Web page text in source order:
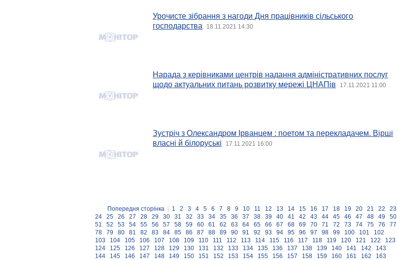
Урочисте зібрання з нагоди Дня працівників сільського
господарства
18.11.2021 14:30
Нарада з керівниками центрів надання адміністративних послуг
щодо актуальних питань розвитку мережі ЦНАПів
17.11.2021 11:00
Зустріч з Олександром Ірванцем : поетом та перекладачем. Вірші
власні й білоруські
17.11.2021 16:00
Попередня сторінка 1 2 3 4 5 6 7 8 9 10 11 12 13 14 15 16 17 18 19 20 21 22
23
24
25 26 27 28 29 30 31 32 33 34 35 36 37 38 39 40 41 42 43 44 45 46 47 48 49
50
51
52 53 54 55 56 57 58 59 60 61 62 63 64 65 66 67 68 69 70 71 72 73 74 75 76
77
78
79 80 81 82 83 84 85 86 87 88 89 90 91 92 93 94 95 96 97 98 99 100 101
102
103
104 105 106 107 108 109 110 111 112 113 114 115 116 117 118 119 120 121 122
123
124
125 126 127 128 129 130 131 132 133 134 135 136 137 138 139 140 141 142
143
144
145 146 147 148 149 150 151 152 153 154 155 156 157 158 159 160 161 162
163